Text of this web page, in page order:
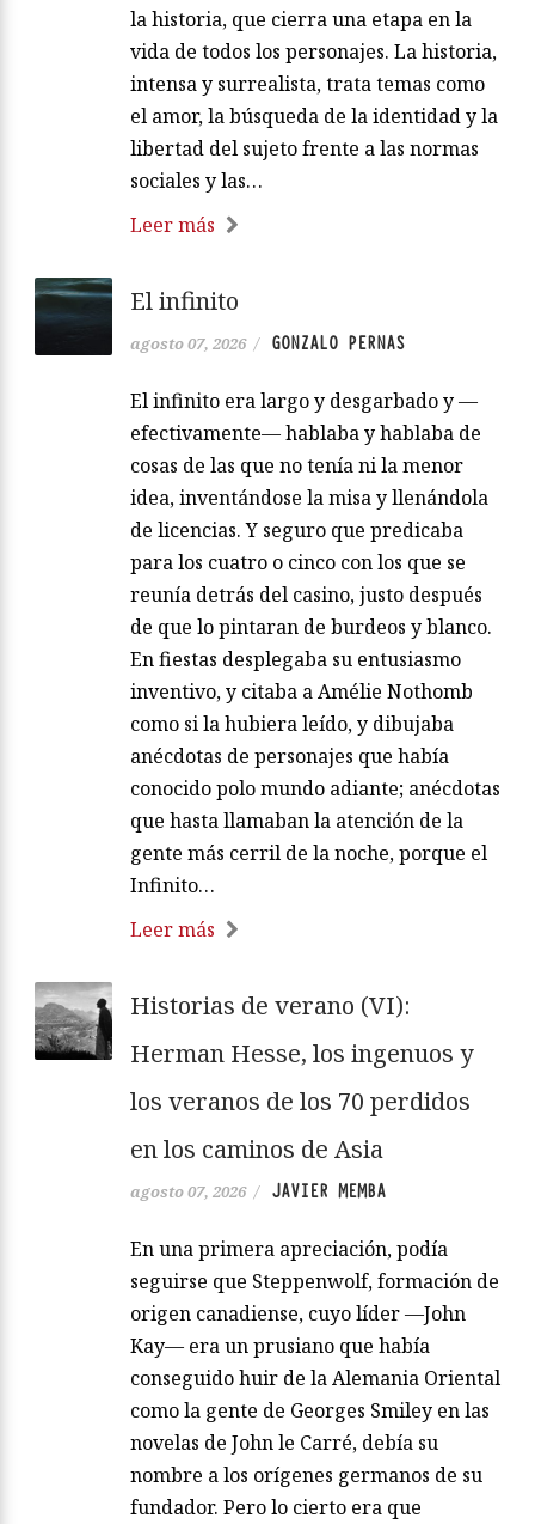
la historia, que cierra una etapa en la
vida de todos los personajes. La historia,
intensa y surrealista, trata temas como
el amor, la búsqueda de la identidad y la
libertad del sujeto frente a las normas
sociales y las…
Leer más
El infinito
agosto 07, 2026 / GONZALO PERNAS
El infinito era largo y desgarbado y —
efectivamente— hablaba y hablaba de
cosas de las que no tenía ni la menor
idea, inventándose la misa y llenándola
de licencias. Y seguro que predicaba
para los cuatro o cinco con los que se
reunía detrás del casino, justo después
de que lo pintaran de burdeos y blanco.
En fiestas desplegaba su entusiasmo
inventivo, y citaba a Amélie Nothomb
como si la hubiera leído, y dibujaba
anécdotas de personajes que había
conocido polo mundo adiante; anécdotas
que hasta llamaban la atención de la
gente más cerril de la noche, porque el
Infinito…
Leer más
Historias de verano (VI):
Herman Hesse, los ingenuos y
los veranos de los 70 perdidos
en los caminos de Asia
agosto 07, 2026 / JAVIER MEMBA
En una primera apreciación, podía
seguirse que Steppenwolf, formación de
origen canadiense, cuyo líder —John
Kay— era un prusiano que había
conseguido huir de la Alemania Oriental
como la gente de Georges Smiley en las
novelas de John le Carré, debía su
nombre a los orígenes germanos de su
fundador. Pero lo cierto era que